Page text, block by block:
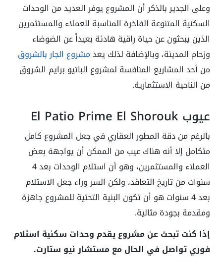
وعلى الجدير بالذكر أن المشروع يوفر العديد من الوحدات
السكنية المتنوعة الفاخرة المناسبة للعملاء والمستثمرين
الذين يبحثون عن حياة راقية هادئة بعيداً عن الضوضاء
وزحام المدينة، وبالإضافة لذلك يعدمشروع الجار بالشروق
من أحد المشاريع المنافسة لمشروع الباتيو برايم الشروق
من الناحية الاستثمارية.
عيوب El Patio Prime El Shorouk
بالرغم من دقة المطور العقاري في جعل المشروع كامل
متكامل إلا أنه هناك عيب من الممكن أن يواجههَ بعض
العملاء والمستثمرين، وهو أن استلام الوحدات بعد 4
سنوات من تاريخ التعاقد، ولكن السر وراء جعل الاستلام
بعد 4 سنوات هو أن تكون البنية التحتية للمشروع جاهزة
ومقدمة بجودة مثالية.
إذا كنت تبحث عن مشروع يقدم وحدات سكنية استلام
فوري تواصل في الحال مع مستشار نيو ستارت.